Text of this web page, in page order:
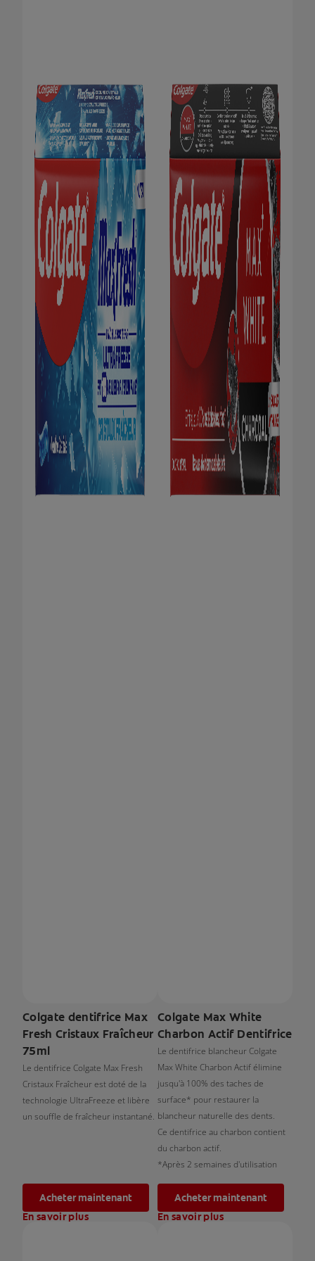
Colgate dentifrice Max
Fresh Cristaux Fraîcheur
75ml
Le dentifrice Colgate Max Fresh
Cristaux Fraîcheur est doté de la
technologie UltraFreeze et libère
un souffle de fraîcheur instantané.
Acheter maintenant
En savoir plus
Colgate Max White
Charbon Actif Dentifrice
Le dentifrice blancheur Colgate
Max White Charbon Actif élimine
jusqu'à 100% des taches de
surface* pour restaurer la
blancheur naturelle des dents.
Ce dentifrice au charbon contient
du charbon actif.
*Après 2 semaines d'utilisation
Acheter maintenant
En savoir plus